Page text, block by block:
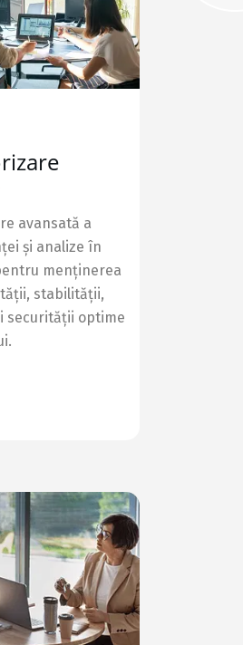
avansată a
și analize în
menținerea
stabilității,
securității optime